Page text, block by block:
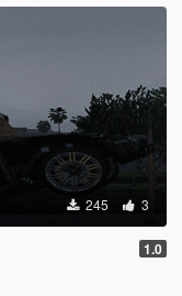
245 3
1.0